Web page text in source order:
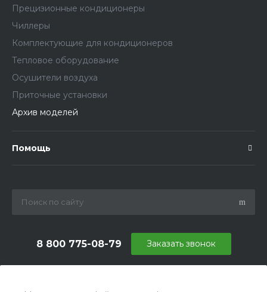
Прецизионные кондиционеры
Чиллеры
Комплектующие для кондиционеров
Тепловое оборудование
Осушители воздуха
Приточные установки
Архив моделей
Помощь
8 800 775-08-79 Заказать звонок